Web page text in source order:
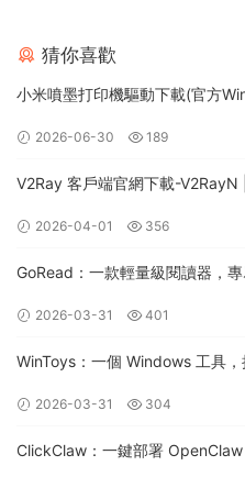
猜你喜歡
小米噴墨打印機驅動下載(官方
2026-06-30 189
V2Ray 客戶端官網下載-V2RayN
2026-04-01 356
GoRead：一款輕量級閱讀器，
2026-03-31 401
WinToys：一個 Windows 工具
2026-03-31 304
ClickClaw：一鍵部署